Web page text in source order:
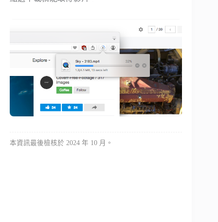
本資訊最後檢核於 2024 年 10 月。